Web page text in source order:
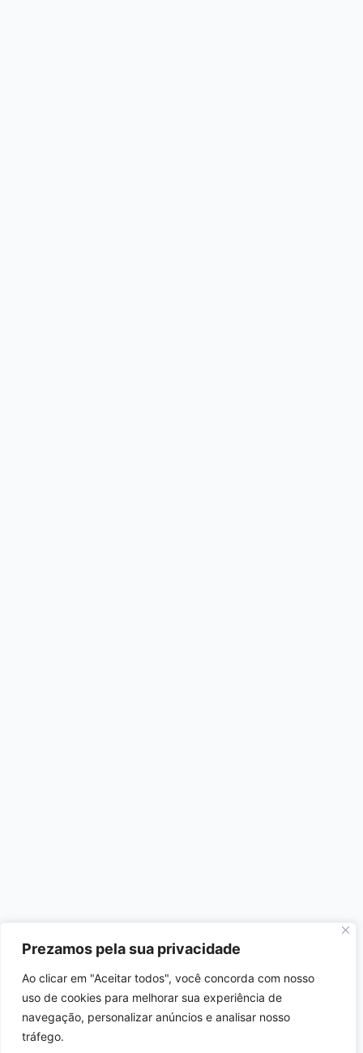
Prezamos pela sua privacidade
Ao clicar em "Aceitar todos", você concorda com nosso
uso de cookies para melhorar sua experiência de
navegação, personalizar anúncios e analisar nosso
tráfego.